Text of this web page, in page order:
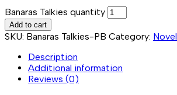
Banaras Talkies quantity
Add to cart
SKU: Banaras Talkies-PB Category: Novel
Description
Additional information
Reviews (0)